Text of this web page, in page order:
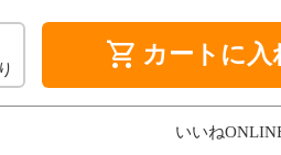
shopping_cart カートに入
いいね